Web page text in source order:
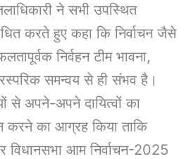
ने सभी उपस्थित
करते हुए कहा कि निर्वाचन जैसे
निर्वहन टीम भावना,
समन्वय से ही संभव है।
से अपने-अपने दायित्वों का
करने का आग्रह किया ताकि
विधानसभा आम निर्वाचन-2025